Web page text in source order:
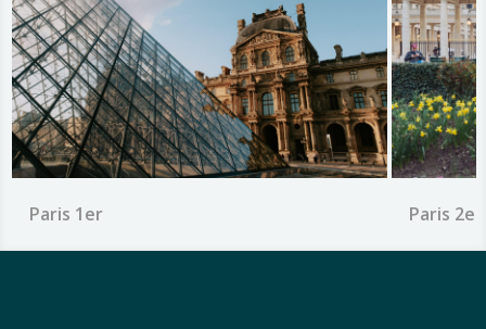
Paris 1er Paris 2e